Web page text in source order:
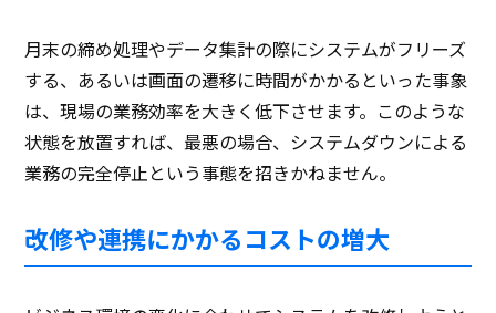
月末の締め処理やデータ集計の際にシステムがフリーズ
する、あるいは画面の遷移に時間がかかるといった事象
は、現場の業務効率を大きく低下させます。このような
状態を放置すれば、最悪の場合、システムダウンによる
業務の完全停止という事態を招きかねません。
改修や連携にかかるコストの増大